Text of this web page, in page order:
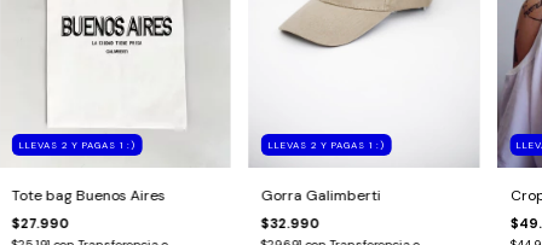
LLEVAS 2 Y PAGAS 1 :)
Tote bag Buenos Aires
$27.990
LLEVAS 2 Y PAGAS 1 :)
Gorra Galimberti
$32.990